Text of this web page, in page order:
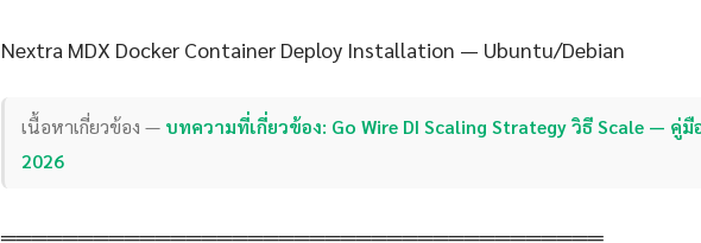
Nextra MDX Docker Container Deploy Installation — Ubuntu/Debian
เนื้อหาเกี่ยวข้อง — บทความที่เกี่ยวข้อง: Go Wire DI Scaling Strategy วิธี Scale — คู่
2026
═══════════════════════════════════════